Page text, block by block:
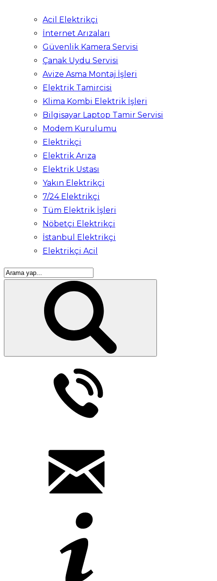
Acil Elektrikçi
İnternet Arızaları
Güvenlik Kamera Servisi
Çanak Uydu Servisi
Avize Asma Montaj İşleri
Elektrik Tamircisi
Klima Kombi Elektrik İşleri
Bilgisayar Laptop Tamir Servisi
Modem Kurulumu
Elektrikçi
Elektrik Arıza
Elektrik Ustası
Yakın Elektrikçi
7/24 Elektrikçi
Tüm Elektrik İşleri
Nöbetçi Elektrikçi
İstanbul Elektrikçi
Elektrikçi Acil